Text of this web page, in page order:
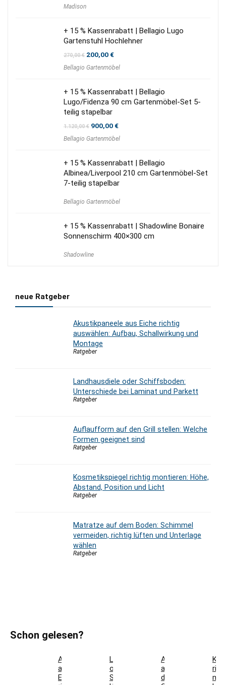
Madison
+ 15 % Kassenrabatt | Bellagio Lugo
Gartenstuhl Hochlehner
270,00€ Ursprünglicher
war:
200,00€Aktueller
ist:
Bellagio Gartenmöbel
+ 15 % Kassenrabatt | Bellagio
Lugo/Fidenza 90 cm Gartenmöbel-Set 5-
teilig stapelbar
1.120,00€ Ursprünglicher
war:
900,00€Aktueller
ist:
Bellagio Gartenmöbel
+ 15 % Kassenrabatt | Bellagio
Albinea/Liverpool 210 cm Gartenmöbel-Set
7-teilig stapelbar
Bellagio Gartenmöbel
+ 15 % Kassenrabatt | Shadowline Bonaire
Sonnenschirm 400×300 cm
Shadowline
neue Ratgeber
Akustikpaneele aus Eiche richtig
auswählen: Aufbau, Schallwirkung und
Montage
Ratgeber
Landhausdiele oder Schiffsboden:
Unterschiede bei Laminat und Parkett
Ratgeber
Auflaufform auf den Grill stellen: Welche
Formen geeignet sind
Ratgeber
Kosmetikspiegel richtig montieren: Höhe,
Abstand, Position und Licht
Ratgeber
Matratze auf dem Boden: Schimmel
vermeiden, richtig lüften und Unterlage
wählen
Ratgeber
Schon gelesen?
Akustikpaneele
aus
Eiche
Landhausdiele
oder
Schiffsboden:
Auflaufform
auf
den